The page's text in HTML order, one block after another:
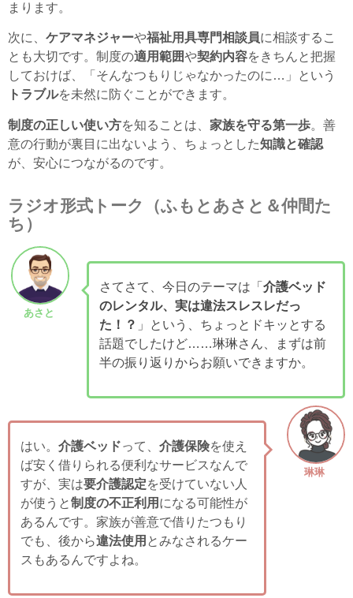
まります。
次に、 ケアマネジャーや福祉用具専門相談員に相談するこ
とも大切です。制度の適用範囲や契約内容をきちんと把握
しておけば、「そんなつもりじゃなかったのに…」という
トラブルを未然に防ぐことができます。
制度の正しい使い方を知ることは、 家族を守る第一歩。善
意の行動が裏目に出ないよう、ちょっとした知識と確認
が、安心につながるのです。
ラジオ形式トーク（ふもとあさと＆仲間た
ち）
あさと
さてさて、今日のテーマは「 介護ベッド
のレンタル、実は違法スレスレだっ
た！？ 」という、ちょっとドキッとする
話題でしたけど……琳琳さん、まずは前
半の振り返りからお願いできますか。
琳琳
はい。 介護ベッドって、 介護保険を使え
ば安く借りられる便利なサービスなんで
すが、実は要介護認定を受けていない人
が使うと制度の不正利用 になる可能性が
あるんです。家族が善意で借りたつもり
でも、後から違法使用 とみなされるケー
スもあるんですよね。